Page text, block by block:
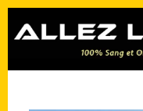
contenu